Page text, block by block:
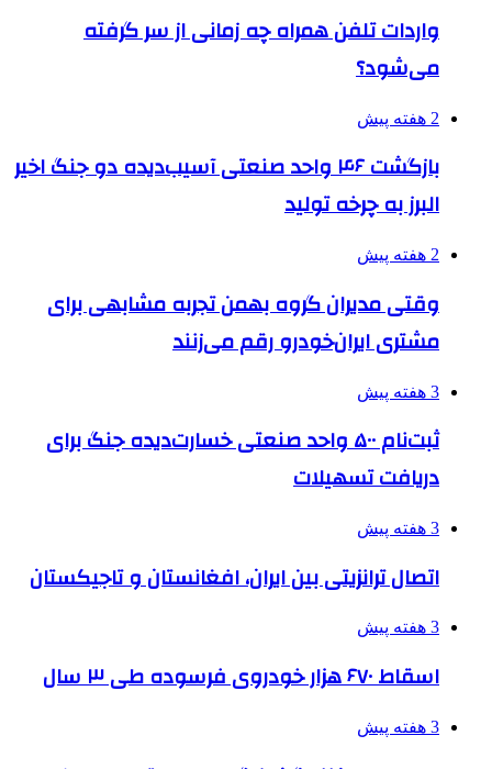
واردات تلفن همراه چه زمانی از سر گرفته
می‌شود؟
2 هفته پیش
بازگشت ۴۶ واحد صنعتی آسیب‌دیده دو جنگ اخیر
البرز به چرخه تولید
2 هفته پیش
وقتی مدیران گروه بهمن تجربه مشابهی برای
مشتری ایران‌خودرو رقم می‌زنند
3 هفته پیش
ثبت‌نام ۵۰۰ واحد صنعتی خسارت‌دیده جنگ برای
دریافت تسهیلات
3 هفته پیش
اتصال ترانزیتی بین ایران، افغانستان و تاجیکستان
3 هفته پیش
اسقاط ۶۷۰ هزار خودروی فرسوده طی ۳ سال
3 هفته پیش